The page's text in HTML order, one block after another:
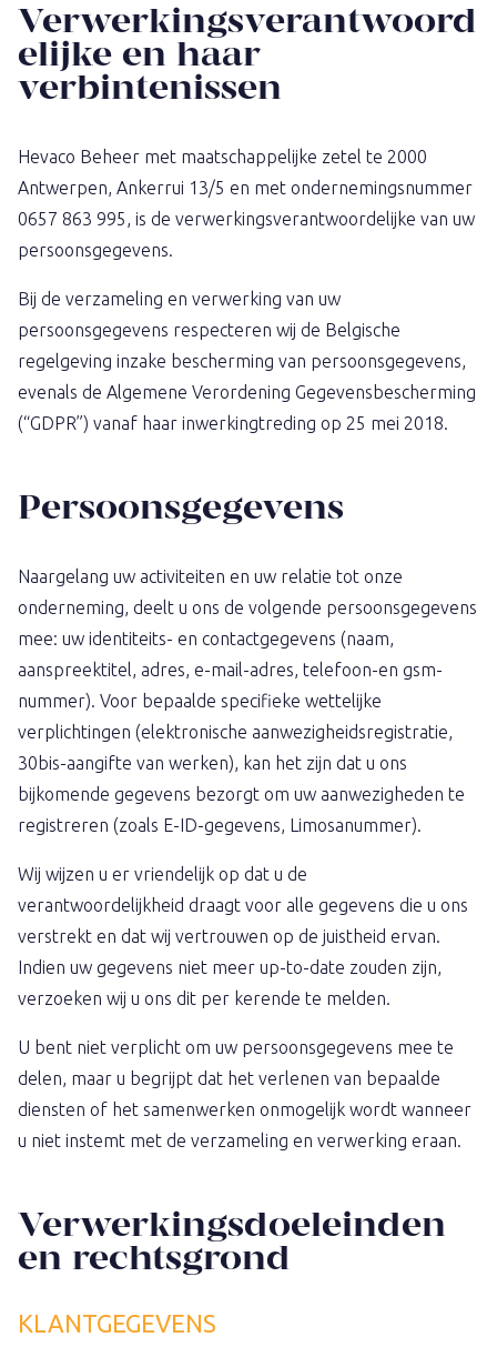
Verwerkingsverantwoord
elijke en haar
verbintenissen
Hevaco Beheer met maatschappelijke zetel te 2000
Antwerpen, Ankerrui 13/5 en met ondernemingsnummer
0657 863 995, is de verwerkingsverantwoordelijke van uw
persoonsgegevens.
Bij de verzameling en verwerking van uw
persoonsgegevens respecteren wij de Belgische
regelgeving inzake bescherming van persoonsgegevens,
evenals de Algemene Verordening Gegevensbescherming
(“GDPR”) vanaf haar inwerkingtreding op 25 mei 2018.
Persoonsgegevens
Naargelang uw activiteiten en uw relatie tot onze
onderneming, deelt u ons de volgende persoonsgegevens
mee: uw identiteits- en contactgegevens (naam,
aanspreektitel, adres, e-mail-adres, telefoon-en gsm-
nummer). Voor bepaalde specifieke wettelijke
verplichtingen (elektronische aanwezigheidsregistratie,
30bis-aangifte van werken), kan het zijn dat u ons
bijkomende gegevens bezorgt om uw aanwezigheden te
registreren (zoals E-ID-gegevens, Limosanummer).
Wij wijzen u er vriendelijk op dat u de
verantwoordelijkheid draagt voor alle gegevens die u ons
verstrekt en dat wij vertrouwen op de juistheid ervan.
Indien uw gegevens niet meer up-to-date zouden zijn,
verzoeken wij u ons dit per kerende te melden.
U bent niet verplicht om uw persoonsgegevens mee te
delen, maar u begrijpt dat het verlenen van bepaalde
diensten of het samenwerken onmogelijk wordt wanneer
u niet instemt met de verzameling en verwerking eraan.
Verwerkingsdoeleinden
en rechtsgrond
KLANTGEGEVENS